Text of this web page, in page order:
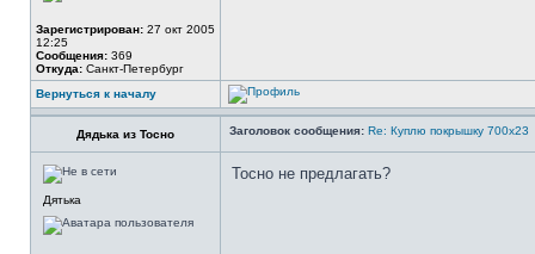
Зарегистрирован: 27 окт 2005
12:25
Сообщения: 369
Откуда: Санкт-Петербург
Вернуться к началу
Дядька из Тосно Заголовок сообщения: Re: Куплю покрышку 700х23
Дятька
Тосно не предлагать?